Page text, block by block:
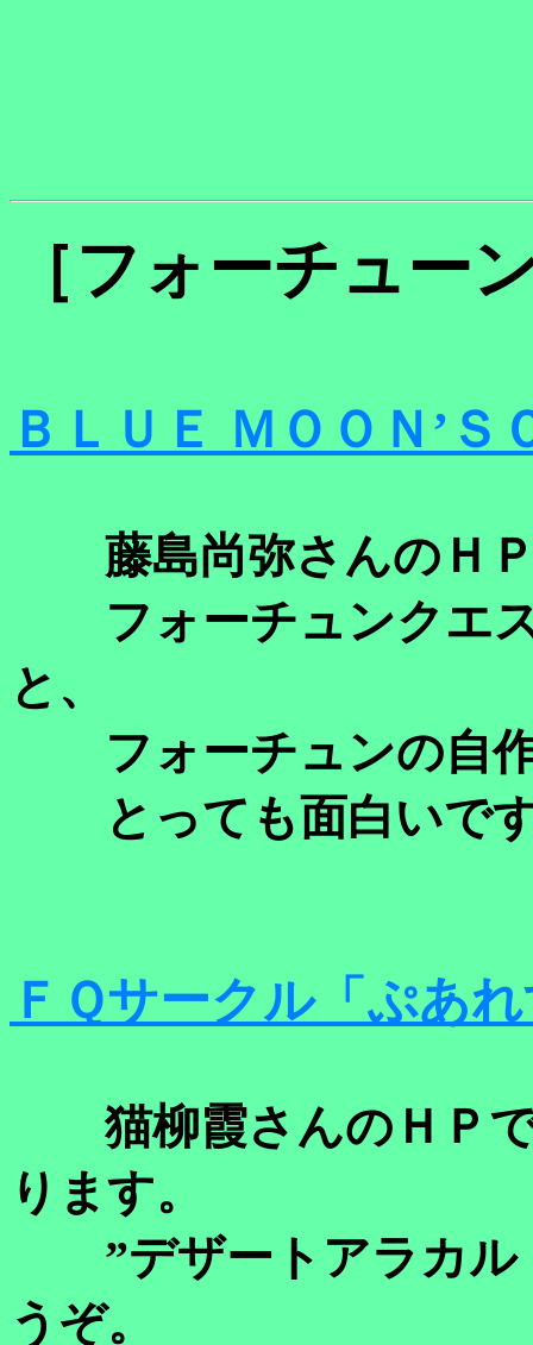
［フォーチュー
ＢＬＵＥ ＭＯＯＮ’Ｓ
藤島尚弥さんのＨ
フォーチュンクエス
と、
フォーチュンの自作
とっても面白いで
ＦＱサークル「ぷあ
猫柳霞さんのＨＰで
ります。
”デザートアラカル
うぞ。